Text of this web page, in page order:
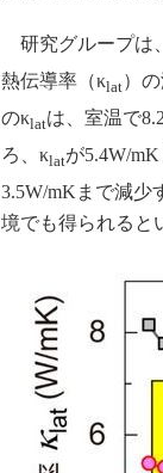
研究グループは
熱伝導率（κlat）
のκlatは、室温で
ろ、κlatが5.4W/
3.5W/mKまで減少
境でも得られると